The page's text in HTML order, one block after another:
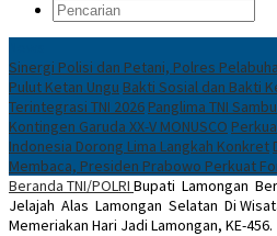
Sinergi Polisi dan Petani, Polres
Pulut Ketan Ungu Bakti Sosial dan Bakti
Terintegrasi TNI 2026 Panglima TNI
Kontingen Garuda XX-V MONUSCO
Indonesia Dorong Lima Langkah Konkret
Membaca, Presiden Prabowo Perkuat
Beranda TNI/POLRI Bupati Lamongan
Jelajah Alas Lamongan Selatan Di
Memeriakan Hari Jadi Lamongan, KE-456.